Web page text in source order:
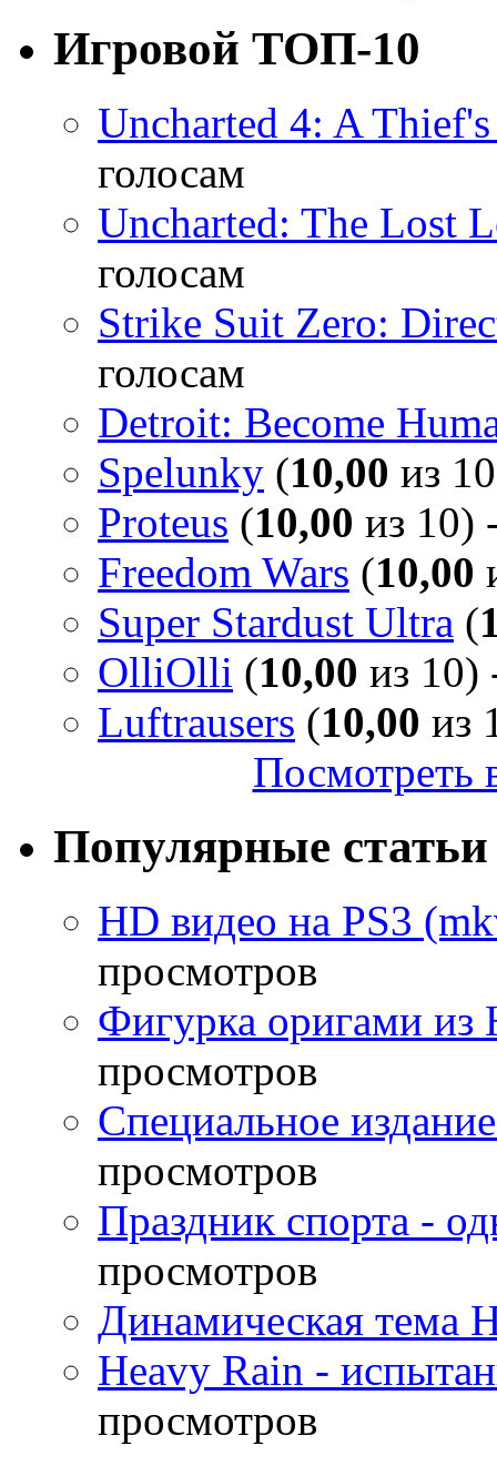
Игровой ТОП-10
Uncharted 4: A
голосам
Uncharted: The Lost
голосам
Strike Suit Zero:
голосам
Detroit: Become
Spelunky (10,00 из
Proteus (10,00 из 10)
Freedom Wars (10,00
Super Stardust Ultra (
OlliOlli (10,00 из 10)
Luftrausers (10,00 из
Посмотреть
Популярные статьи
HD видео на PS3
просмотров
Фигурка оригами из
просмотров
Специальное
просмотров
Праздник спорта -
просмотров
Динамическая тема
Heavy Rain -
просмотров